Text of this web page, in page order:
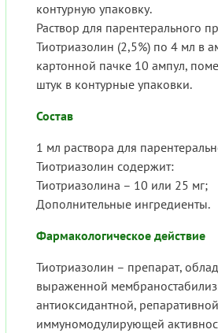
контурную упаковку.
Раствор для парентерального
Тиотриазолин (2,5%) по 4 мл в
картонной пачке 10 ампул,
штук в контурные упаковки.
Состав
1 мл раствора для
Тиотриазолин содержит:
Тиотриазолина – 10 или 25 мг;
Дополнительные ингредиенты.
Фармакологическое действие
Тиотриазолин – препарат,
выраженной
антиоксидантной,
иммуномодулирующей